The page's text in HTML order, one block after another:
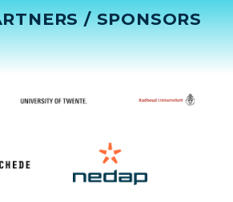
/ SPONSORS